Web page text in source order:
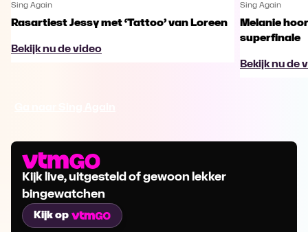
Sing Again
Rasartiest Jessy met ‘Tattoo’ van Loreen
Bekijk nu de video
Sing Again
Melanie
superfinale
Bekijk nu de
Kijk live, uitgesteld of gewoon lekker
bingewatchen
Kijk op